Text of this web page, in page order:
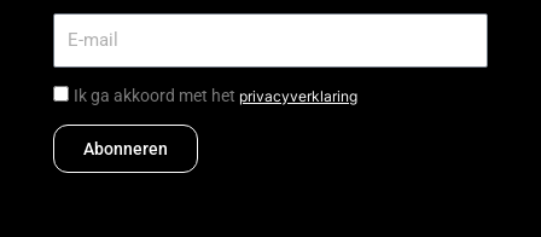
Ik ga akkoord met het privacyverklaring
Abonneren